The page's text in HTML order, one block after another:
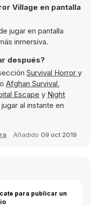
Village en pantalla
jugar en pantalla
inmersiva.
después?
Survival Horror y
Afghan Survival,
Escape y Night
al instante en
Añadido 09 oct 2019
para publicar un